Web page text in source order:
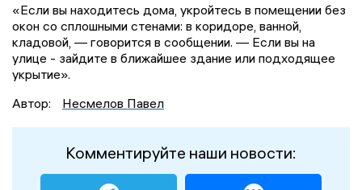
«Если вы находитесь дома, укройтесь в помещении без
окон со сплошными стенами: в коридоре, ванной,
кладовой, — говорится в сообщении. — Если вы на
улице - зайдите в ближайшее здание или подходящее
укрытие».
Автор:
Несмелов Павел
Комментируйте наши новости: